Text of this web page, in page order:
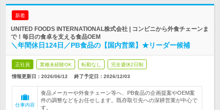
新着
UNITED FOODS INTERNATIONAL株式会社 | コンビニから外食チェーンま
で！毎日の食卓を支える食品OEM
＼年間休日124日／PB食品の【国内営業】★リーダー候補
正社員 業種未経験OK 転勤なし 完全週休2日制
情報更新日：2026/06/12 終了予定日： 2026/12/03
仕事内容
食品メーカーや外食チェーン等へ、PB食品の企画提案やOEM案
件の調整などをお任せします。既存取引先への深耕営業が中心で
す。